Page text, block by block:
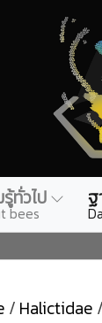
ทั่วไป
bees
/ Halictidae /